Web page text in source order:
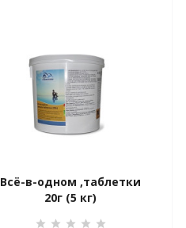
Всё-в-одном ,таблетки
20г (5 кг)